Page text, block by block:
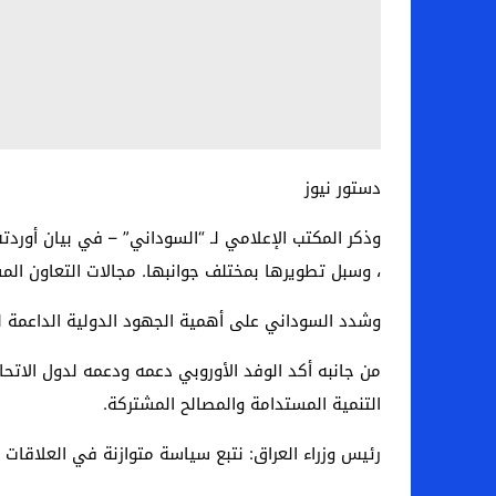
دستور نيوز
وذكر المكتب الإعلامي لـ “السوداني” – في بيان
، وسبل تطويرها بمختلف جوانبها. مجالات التعاون
وشدد السوداني على أهمية الجهود الدولية
من جانبه أكد الوفد الأوروبي دعمه ودعمه لدول
التنمية المستدامة والمصالح المشتركة.
رئيس وزراء العراق: نتبع سياسة متوازنة في العلاقات